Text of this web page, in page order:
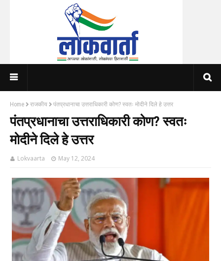
Home राजकीय पंतप्रधानाचा उत्तराधिकारी कोण? स्वतः मोदीने दिले हे उत्तर
पंतप्रधानाचा उत्तराधिकारी कोण? स्वतः
मोदीने दिले हे उत्तर
Lokvaarta May 12, 2024